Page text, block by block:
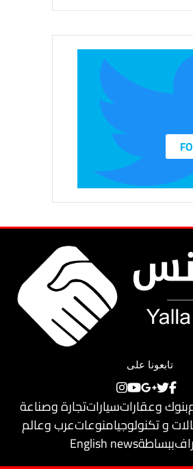
تابعونا على
بنوك وعقاراتسياراتتجارة وصناعة
و تكنولوجيامنوعاتعرب وعالم
ببساطةEnglish news